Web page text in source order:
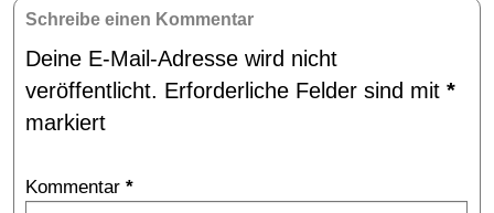
Schreibe einen Kommentar
Deine E-Mail-Adresse wird nicht
veröffentlicht. Erforderliche Felder sind mit *
markiert
Kommentar *